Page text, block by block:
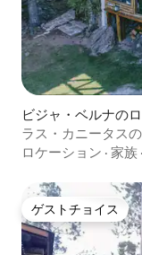
ビジャ・ベルナの
ラス・カニータス
ロケーション · 家族 ·
ゲストチョイス
ゲストチョイス